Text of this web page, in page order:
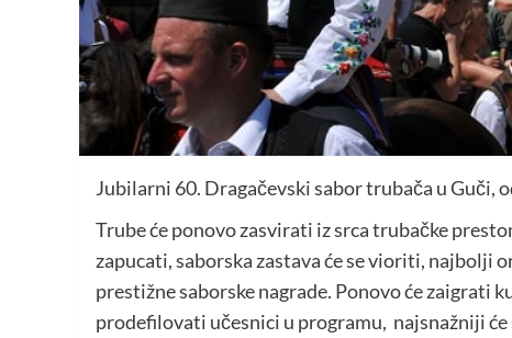
Jubilarni 60. Dragačevski sabor trubača u Guči,
Trube će ponovo zasvirati iz srca trubačke
zapucati, saborska zastava će se vioriti, najbolji
prestižne saborske nagrade. Ponovo će zaigrati
prodefilovati učesnici u programu, najsnažniji